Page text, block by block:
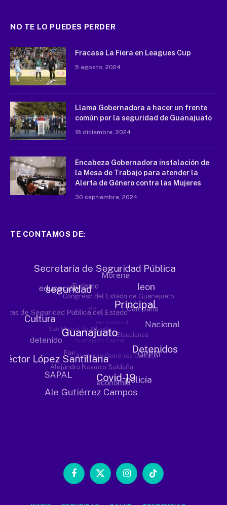
NO TE LO PUEDES PERDER
Fracasa La Fiera en Leagues Cup
5 agosto, 2024
Llama Gobernadora a hacer un frente
común por la seguridad de Guanajuato
18 diciembre, 2024
Encabeza Gobernadora instalación de
la Mesa de Trabajo para atender la
Alerta de Género contra las Mujeres
30 septiembre, 2024
TE CONTAMOS DE:
Facebook
X
InstagramTikTok